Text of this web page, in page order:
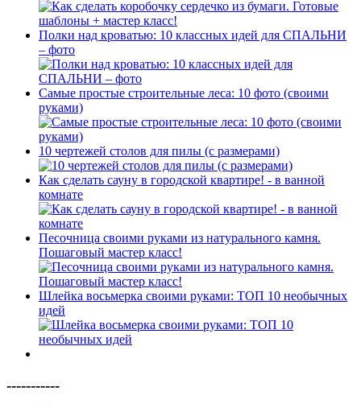
Полки над кроватью: 10 классных идей для СПАЛЬНИ
– фото
Самые простые строительные леса: 10 фото (своими
руками)
10 чертежей столов для пилы (с размерами)
Как сделать сауну в городской квартире! - в ванной
комнате
Песочница своими руками из натурального камня.
Пошаговый мастер класс!
Шлейка восьмерка своими руками: ТОП 10 необычных
идей
-----------